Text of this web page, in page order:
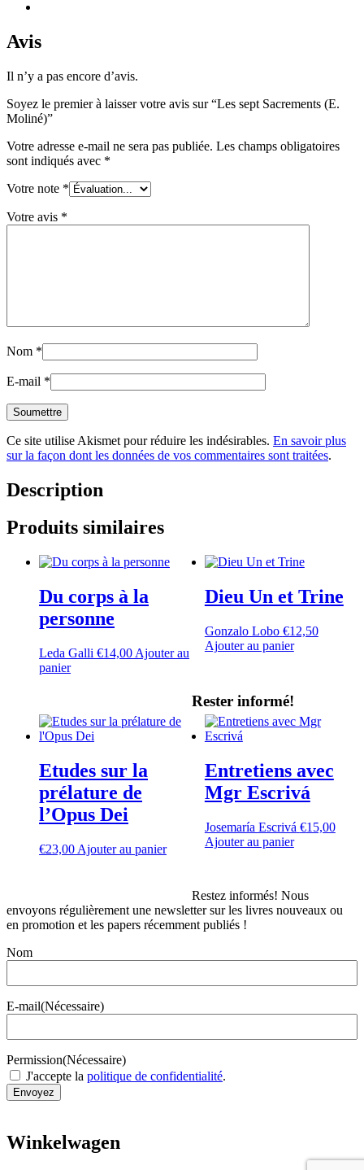
Avis
Il n’y a pas encore d’avis.
Soyez le premier à laisser votre avis sur “Les sept Sacrements (E.
Moliné)”
Votre adresse e-mail ne sera pas publiée. Les champs obligatoires
sont indiqués avec *
Votre note *
Votre avis *
Nom *
E-mail *
Ce site utilise Akismet pour réduire les indésirables. En savoir plus
sur la façon dont les données de vos commentaires sont traitées.
Description
Produits similaires
Du corps à la
personne
Leda Galli €14,00 Ajouter au
panier
Dieu Un et Trine
Gonzalo Lobo €12,50
Ajouter au panier
Etudes sur la
prélature de
l’Opus Dei
€23,00 Ajouter au panier
Entretiens avec
Mgr Escrivá
Josemaría Escrivá €15,00
Ajouter au panier
Rester informé!
Restez informés! Nous
envoyons régulièrement une newsletter sur les livres nouveaux ou
en promotion et les papers récemment publiés !
Nom
E-mail(Nécessaire)
Permission(Nécessaire)
J'accepte la politique de confidentialité.
Envoyez
Winkelwagen